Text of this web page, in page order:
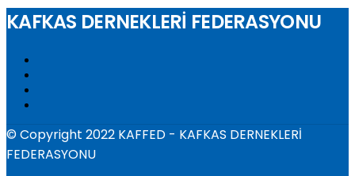
KAFKAS DERNEKLERİ FEDERASYONU
© Copyright 2022 KAFFED - KAFKAS DERNEKLERİ
FEDERASYONU